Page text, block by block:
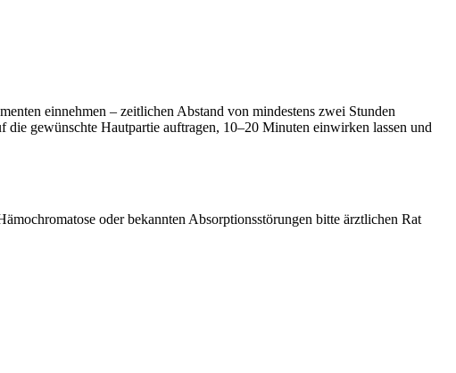
einnehmen – zeitlichen Abstand von mindestens zwei Stunden
gewünschte Hautpartie auftragen, 10–20 Minuten einwirken lassen und
oder bekannten Absorptionsstörungen bitte ärztlichen Rat